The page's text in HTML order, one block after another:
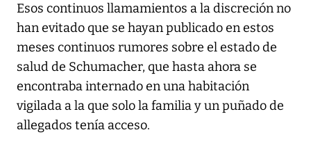
Esos continuos llamamientos a la discreción no
han evitado que se hayan publicado en estos
meses continuos rumores sobre el estado de
salud de Schumacher, que hasta ahora se
encontraba internado en una habitación
vigilada a la que solo la familia y un puñado de
allegados tenía acceso.